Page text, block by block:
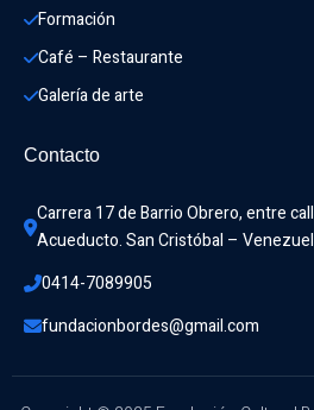
Formación
Café – Restaurante
Galería de arte
Contacto
Carrera 17 de Barrio Obrero, entre
Acueducto. San Cristóbal –
0414-7089905
fundacionbordes@gmail.com